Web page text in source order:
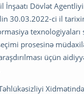
İnşaatı Dövlət
30.03.2022-ci il
prosesinə
üçün